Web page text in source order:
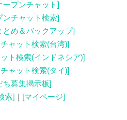
ープンチャット]
ンチャット検索]
とめ＆バックアップ]
ャット検索(台湾)]
ト検索(インドネシア)]
ャット検索(タイ)]
ち募集掲示板]
索]
[マイページ]